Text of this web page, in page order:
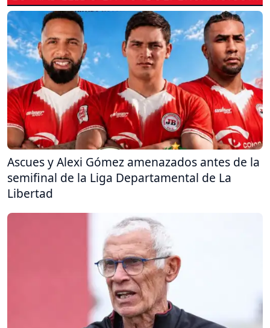
Ascues y Alexi Gómez amenazados antes de la
semifinal de la Liga Departamental de La
Libertad